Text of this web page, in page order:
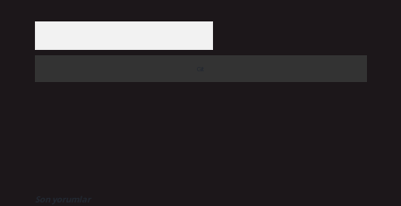
Son yorumlar